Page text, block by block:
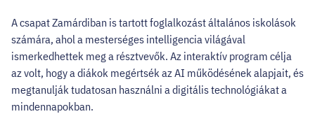
A csapat Zamárdiban is tartott foglalkozást általános iskolások
számára, ahol a mesterséges intelligencia világával
ismerkedhettek meg a résztvevők. Az interaktív program célja
az volt, hogy a diákok megértsék az AI működésének alapjait, és
megtanulják tudatosan használni a digitális technológiákat a
mindennapokban.